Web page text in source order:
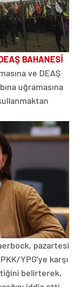
BAHANESİ
ve DEAŞ
uğramasına
pazartesi
YPG’ye karşı
belirterek,